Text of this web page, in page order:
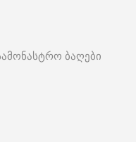
ბაღები